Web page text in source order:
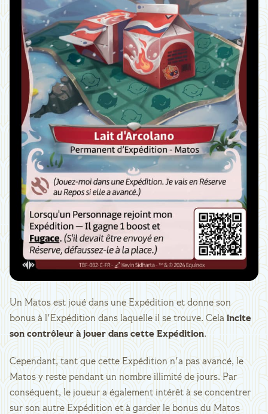
Un Matos est joué dans une Expédition et donne son
bonus à l'Expédition dans laquelle il se trouve. Cela incite
son contrôleur à jouer dans cette Expédition.
Cependant, tant que cette Expédition n'a pas avancé, le
Matos y reste pendant un nombre illimité de jours. Par
conséquent, le joueur a également intérêt à se concentrer
sur son autre Expédition et à garder le bonus du Matos